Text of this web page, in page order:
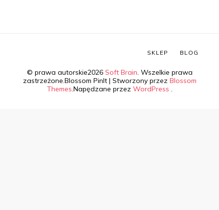
© prawa autorskie2026 Soft Brain. Wszelkie prawa
zastrzeżone.Blossom PinIt | Stworzony przez Blossom
Themes.Napędzane przez WordPress .
SKLEP BLOG